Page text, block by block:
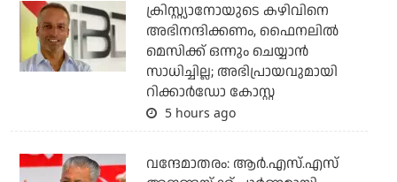
ക്രിസ്റ്റ്യാനോയുടെ കഴിവിനെ
അഭിനന്ദിക്കണം, ഫൈനലില്‍
മെസിക്ക് ഒന്നും ചെയ്യാന്‍
സാധിച്ചില്ല; അഭിപ്രായവുമായി
റിക്കാര്‍ഡോ കോസ്റ്റ
5 hours ago
വന്ദേമാതരം: ആര്‍.എസ്.എസ്